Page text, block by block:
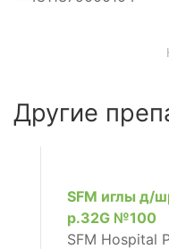
Другие
SFM иглы д/
р.32G №100
SFM Hospital